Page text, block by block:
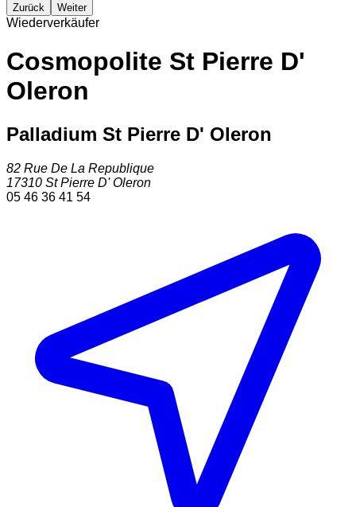
Zurück Weiter
Wiederverkäufer
Cosmopolite St Pierre D'
Oleron
Palladium St Pierre D' Oleron
82 Rue De La Republique
17310 St Pierre D' Oleron
05 46 36 41 54